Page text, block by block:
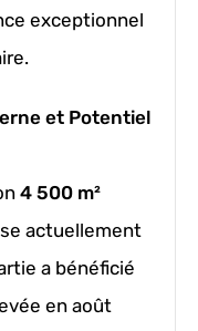
exceptionnel
et Potentiel
4 500 m²
actuellement
a bénéficié
en août